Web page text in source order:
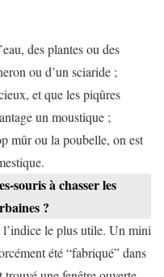
des plantes ou des
ou d’un sciaride ;
et que les piqûres
un moustique ;
mûr ou la poubelle, on est
souris à chasser les
?
l’indice le plus utile. Un mini
été “fabriqué” dans